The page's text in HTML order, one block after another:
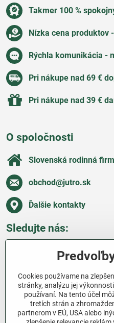
Takmer 100 %
Nízka cena produktov
Rýchla komunikácia -
Pri nákupe nad 69 €
Pri nákupe nad 39 €
O spoločnosti
Slovenská rodinná
obchod​@jutro​.sk
Ďalšie kontakty
Sledujte nás:
Všetko o nákupe
Ďakujeme za podporu
Sme slovenský e-shop
Cookies používame na
stránky, analýzu jej
používaní. Na tento účel
tretích strán a
partnerom v EÚ, USA alebo